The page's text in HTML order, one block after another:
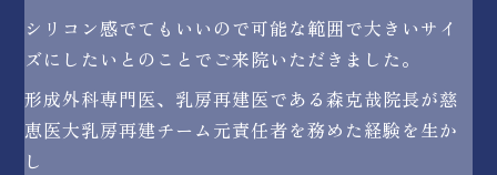
シリコン感でてもいいので可能な範囲で大きいサイ
ズにしたいとのことでご来院いただきました。
形成外科専門医、乳房再建医である森克哉院長が慈
恵医大乳房再建チーム元責任者を務めた経験を生か
し